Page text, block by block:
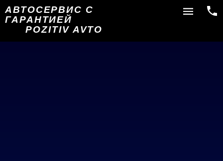
АВТОСЕРВИС С
ГАРАНТИЕЙ
POZITIV AVTO